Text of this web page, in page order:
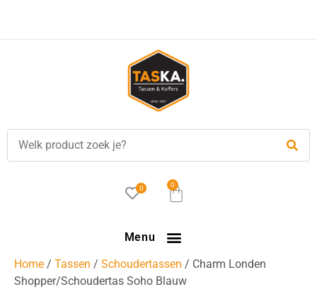
besteld, is vandaag verzonden!
0 0
Menu
Home / Tassen / Schoudertassen / Charm Londen
Shopper/Schoudertas Soho Blauw